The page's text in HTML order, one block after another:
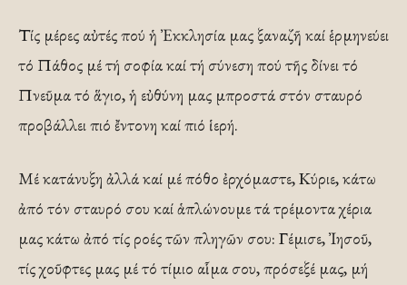
Τίς μέρες αὐτές πού ἡ Ἐκκλησία μας ξαναζῆ καί ἑρμηνεύει
τό Πάθος μέ τή σοφία καί τή σύνεση πού τῆς δίνει τό
Πνεῦμα τό ἅγιο, ἡ εὐθύνη μας μπροστά στόν σταυρό
προβάλλει πιό ἔντονη καί πιό ἱερή.
Μέ κατάνυξη ἀλλά καί μέ πόθο ἐρχόμαστε, Κύριε, κάτω
ἀπό τόν σταυρό σου καί ἁπλώνουμε τά τρέμοντα χέρια
μας κάτω ἀπό τίς ροές τῶν πληγῶν σου: Γέμισε, Ἰησοῦ,
τίς χοῦφτες μας μέ τό τίμιο αἷμα σου, πρόσεξέ μας, μή